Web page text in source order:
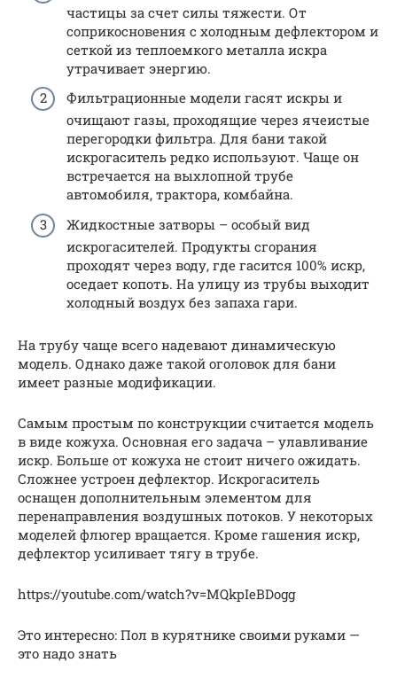
частицы за счет силы тяжести. От
соприкосновения с холодным дефлектором и
сеткой из теплоемкого металла искра
утрачивает энергию.
Фильтрационные модели гасят искры и
очищают газы, проходящие через ячеистые
перегородки фильтра. Для бани такой
искрогаситель редко используют. Чаще он
встречается на выхлопной трубе
автомобиля, трактора, комбайна.
Жидкостные затворы – особый вид
искрогасителей. Продукты сгорания
проходят через воду, где гасится 100% искр,
оседает копоть. На улицу из трубы выходит
холодный воздух без запаха гари.
На трубу чаще всего надевают динамическую
модель. Однако даже такой оголовок для бани
имеет разные модификации.
Самым простым по конструкции считается модель
в виде кожуха. Основная его задача – улавливание
искр. Больше от кожуха не стоит ничего ожидать.
Сложнее устроен дефлектор. Искрогаситель
оснащен дополнительным элементом для
перенаправления воздушных потоков. У некоторых
моделей флюгер вращается. Кроме гашения искр,
дефлектор усиливает тягу в трубе.
https://youtube.com/watch?v=MQkpIeBDogg
Это интересно: Пол в курятнике своими руками —
это надо знать